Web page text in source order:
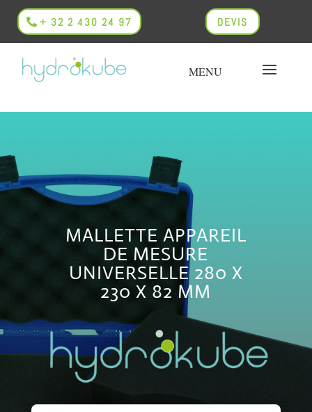
+ 32 2 430 24 97 DEVIS
MALLETTE APPAREIL
DE MESURE
UNIVERSELLE 280 X
230 X 82 MM